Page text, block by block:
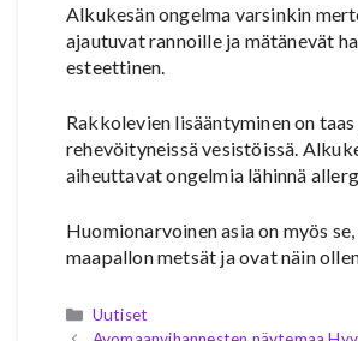
Alkukesän ongelma varsinkin
ajautuvat rannoille ja mätänevät
esteettinen.
Rakkolevien lisääntyminen on
rehevöityneissä vesistöissä.
aiheuttavat ongelmia lähinnä
Huomionarvoinen asia on myös
maapallon metsät ja ovat näin
Kategoriat
Uutiset